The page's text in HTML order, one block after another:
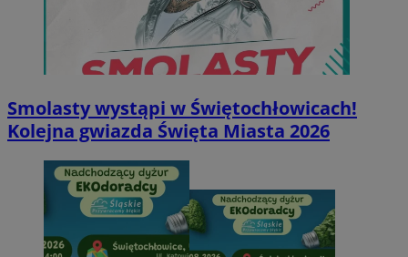
Smolasty wystąpi w Świętochłowicach!
Kolejna gwiazda Święta Miasta 2026